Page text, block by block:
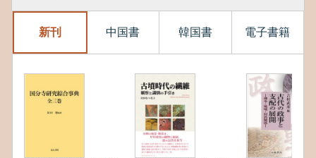
新刊 中国書 韓国書 電子書籍